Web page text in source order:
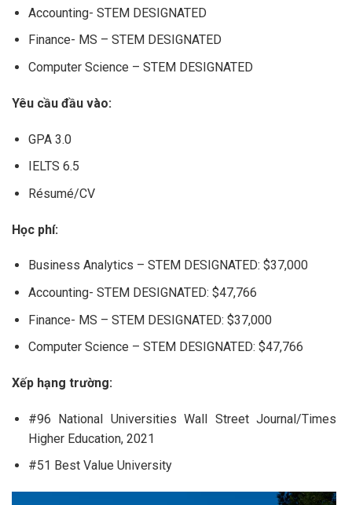
Accounting- STEM DESIGNATED
Finance- MS – STEM DESIGNATED
Computer Science – STEM DESIGNATED
Yêu cầu đầu vào:
GPA 3.0
IELTS 6.5
Résumé/CV
Học phí:
Business Analytics – STEM DESIGNATED: $37,000
Accounting- STEM DESIGNATED: $47,766
Finance- MS – STEM DESIGNATED: $37,000
Computer Science – STEM DESIGNATED: $47,766
Xếp hạng trường:
#96 National Universities Wall Street Journal/Times
Higher Education, 2021
#51 Best Value University